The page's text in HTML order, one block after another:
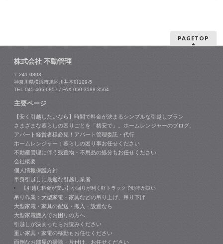
PAGETOP
株式会社 不動管理
〒241-0803
神奈川県横浜市旭区川井本町109-5
TEL 045-465-6857 / FAX 050-3588-3564
主要ページ
【安く引越したいなら】時間で料金が決まるシンプルな引越しプラン
さまざまな暮らしの困りごとを「格安で」。ホームレンジャーのブログ。
アパート経営者様必見！アパート管理委託・代行
ホームレンジャー：暮らしの困り事お任せください
不動産管理に伴う残置物・不用品の処分もお任せください
会社概要
個人情報保護方針
単身引越しに最適な引越し業者
【引越し料金が安い】小回りが利く軽トラックで効率が良い
吊り作業：大型家電・家具などの吊り上げ、吊り下げ
大型家電・家具の配送・搬入・設置なら
大型家電搬入でお困りの方へ
引越しが決まったらお読みください
重い家具・家電の移動もお任せください
面倒なお部屋の掃除・片付け、お任せください